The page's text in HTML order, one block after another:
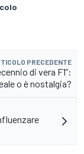
PRECEDENTE
di vera F1”:
o è nostalgia?